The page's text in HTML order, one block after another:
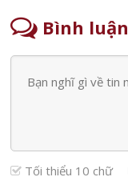
Bình luận
Tối thiểu 10 chữ